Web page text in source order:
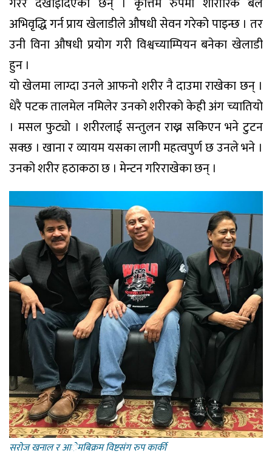
अभिवृद्धि गर्न प्राय खेलाडीले औषधी सेवन गरेको पाइन्छ । तर
उनी विना औषधी प्रयोग गरी विश्वच्याम्पियन बनेका खेलाडी
हुन ।
यो खेलमा लाग्दा उनले आफनो शरीर नै दाउमा राखेका छन् ।
धेरै पटक तालमेल नमिलेर उनको शरीरको केही अंग च्यातियो
। मसल फुट्यो । शरीरलाई सन्तुलन राख्न सकिएन भने टुटन
सक्छ । खाना र व्यायम यसका लागी महत्वपुर्ण छ उनले भने ।
उनको शरीर हठाकठा छ । मेन्टन गरिराखेका छन् ।
सराेज खनाल र आेमबिक्रम विष्टसंग रुप कार्की